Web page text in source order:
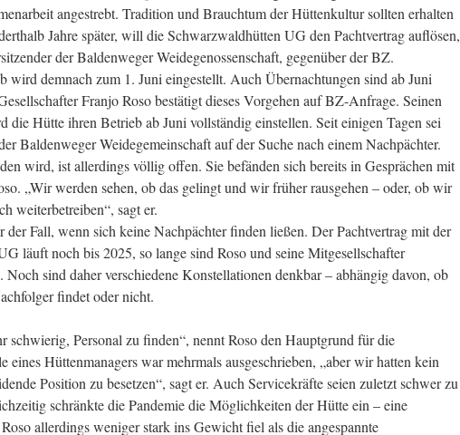
angestrebt. Tradition und Brauchtum der Hüttenkultur sollten erhalten
Jahre später, will die Schwarzwaldhütten UG den Pachtvertrag auflösen,
der Baldenweger Weidegenossenschaft, gegenüber der BZ.
wird demnach zum 1. Juni eingestellt. Auch Übernachtungen sind ab Juni
Franjo Roso bestätigt dieses Vorgehen auf BZ-Anfrage. Seinen
die Hütte ihren Betrieb ab Juni vollständig einstellen. Seit einigen Tagen sei
Baldenweger Weidegemeinschaft auf der Suche nach einem Nachpächter.
wird, ist allerdings völlig offen. Sie befänden sich bereits in Gesprächen mit
„Wir werden sehen, ob das gelingt und wir früher rausgehen – oder, ob wir
weiterbetreiben“, sagt er.
Fall, wenn sich keine Nachpächter finden ließen. Der Pachtvertrag mit der
läuft noch bis 2025, so lange sind Roso und seine Mitgesellschafter
Noch sind daher verschiedene Konstellationen denkbar – abhängig davon, ob
findet oder nicht.
schwierig, Personal zu finden“, nennt Roso den Hauptgrund für die
eines Hüttenmanagers war mehrmals ausgeschrieben, „aber wir hatten kein
Position zu besetzen“, sagt er. Auch Servicekräfte seien zuletzt schwer zu
schränkte die Pandemie die Möglichkeiten der Hütte ein – eine
allerdings weniger stark ins Gewicht fiel als die angespannte